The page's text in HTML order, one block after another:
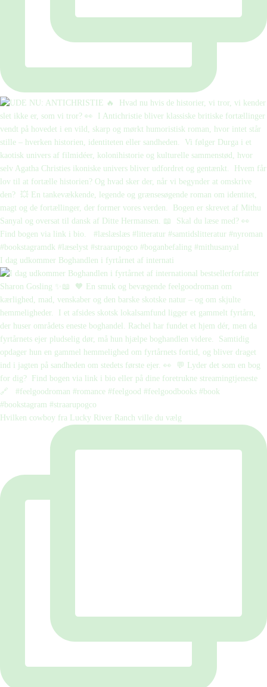
I dag udkommer Boghandlen i fyrtårnet af internati
Hvilken cowboy fra Lucky River Ranch ville du vælg